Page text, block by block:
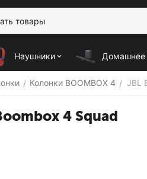
Наушники Домашнее
/ Колонки BOOMBOX 4 / JBL
4 Squad